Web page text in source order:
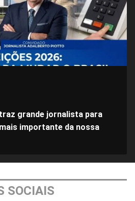
grande jornalista para
importante da nossa
SOCIAIS